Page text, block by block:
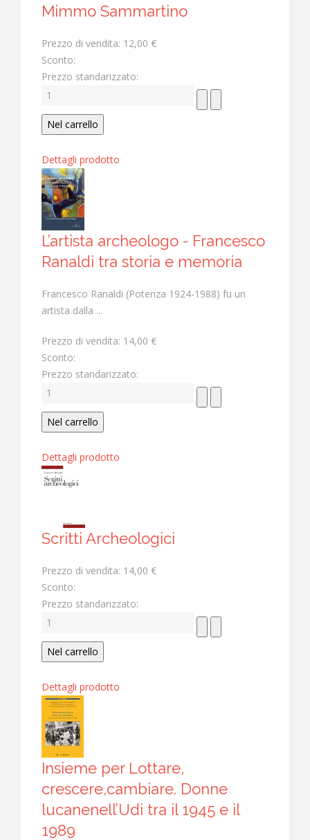
Mimmo Sammartino
Prezzo di vendita: 12,00 €
Sconto:
Prezzo standarizzato:
Dettagli prodotto
L’artista archeologo - Francesco
Ranaldi tra storia e memoria
Francesco Ranaldi (Potenza 1924-1988) fu un
artista dalla ...
Prezzo di vendita: 14,00 €
Sconto:
Prezzo standarizzato:
Dettagli prodotto
Scritti Archeologici
Prezzo di vendita: 14,00 €
Sconto:
Prezzo standarizzato:
Dettagli prodotto
Insieme per Lottare,
crescere,cambiare. Donne
lucanenell’Udi tra il 1945 e il
1989